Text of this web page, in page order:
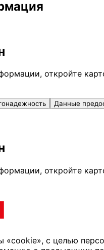
откройте
Данные
откройте
«cookie», с целью